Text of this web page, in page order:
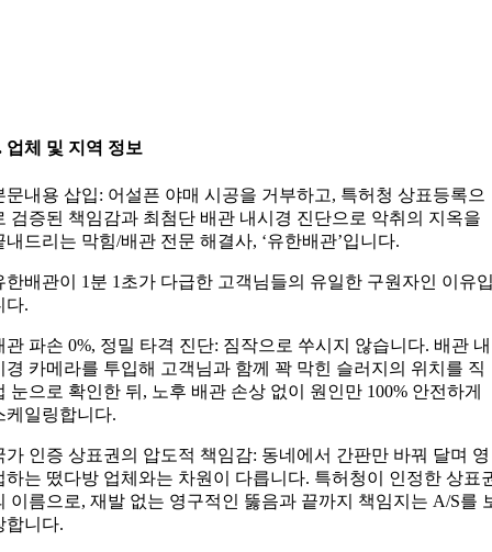
업체 및 지역 정보
문내용 삽입: 어설픈 야매 시공을 거부하고, 특허청 상표등록으
검증된 책임감과 최첨단 배관 내시경 진단으로 악취의 지옥을
내드리는 막힘/배관 전문 해결사, ‘유한배관’입니다.
한배관이 1분 1초가 다급한 고객님들의 유일한 구원자인 이유
다.
관 파손 0%, 정밀 타격 진단: 짐작으로 쑤시지 않습니다. 배관 내
경 카메라를 투입해 고객님과 함께 꽉 막힌 슬러지의 위치를 직
눈으로 확인한 뒤, 노후 배관 손상 없이 원인만 100% 안전하게
케일링합니다.
가 인증 상표권의 압도적 책임감: 동네에서 간판만 바꿔 달며 영
하는 떴다방 업체와는 차원이 다릅니다. 특허청이 인정한 상표
이름으로, 재발 없는 영구적인 뚫음과 끝까지 책임지는 A/S를
합니다.